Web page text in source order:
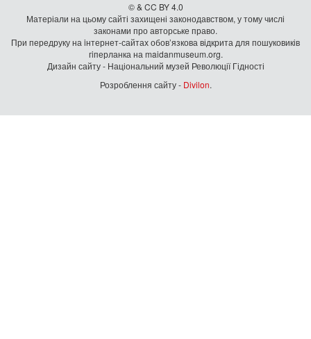
© & CC BY 4.0
Матеріали на цьому сайті захищені законодавством, у тому числі
законами про авторське право.
При передруку на iнтернет-сайтах обов’язкова відкрита для пошуковиків
гiперланка на maidanmuseum.org.
Дизайн сайту - Національний музей Революції Гідності
Розроблення сайту - Divilon.